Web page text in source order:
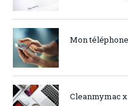
Mon
Cleanmymac x